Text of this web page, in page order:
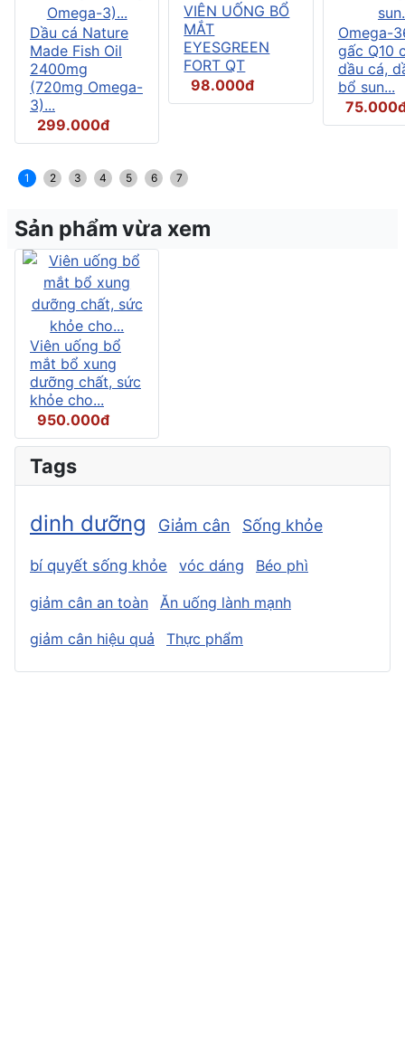
Dầu cá Nature
Made Fish Oil
2400mg
(720mg Omega-
3)...
299.000đ
VIÊN UỐNG BỔ
MẮT
EYESGREEN
FORT QT
98.000đ
Omega-
gấc Q10
dầu cá,
bổ sun...
1 2 3 4 5 6 7
Sản phẩm vừa xem
Viên uống bổ
mắt bổ xung
dưỡng chất, sức
khỏe cho...
950.000đ
Tags
dinh dưỡng Giảm cân Sống khỏe
bí quyết sống khỏe vóc dáng Béo phì
giảm cân an toàn
Ăn uống lành mạnh
giảm cân hiệu quả
Thực phẩm